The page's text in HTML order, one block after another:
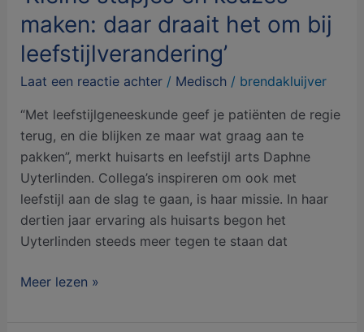
maken: daar draait het om bij
leefstijlverandering’
Laat een reactie achter / Medisch/ brendakluijver
“Met leefstijlgeneeskunde geef je patiënten de regie
terug, en die blijken ze maar wat graag aan te
pakken”, merkt huisarts en leefstijl arts Daphne
Uyterlinden. Collega’s inspireren om ook met
leefstijl aan de slag te gaan, is haar missie. In haar
dertien jaar ervaring als huisarts begon het
Uyterlinden steeds meer tegen te staan dat
Meer lezen »